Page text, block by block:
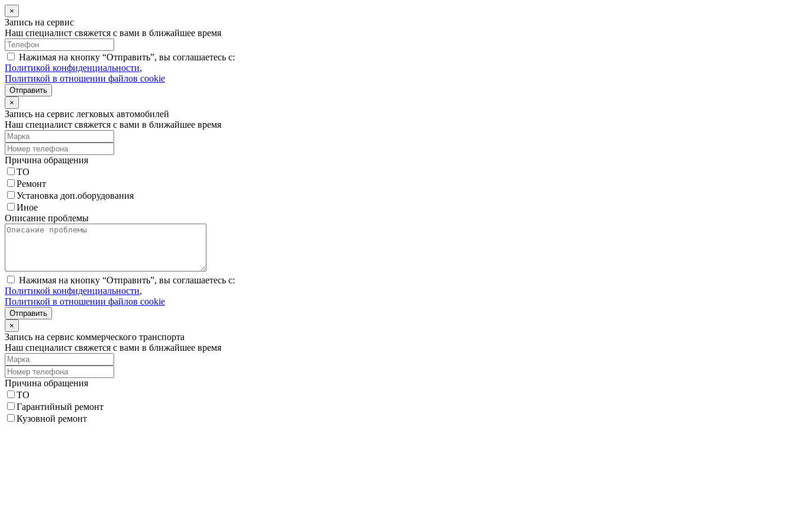
×
Запись на сервис
Наш специалист свяжется с вами в ближайшее время
Нажимая на кнопку “Отправить”, вы соглашаетесь с:
Политикой конфиденциальности,
Политикой в отношении файлов cookie
Отправить
×
Запись на сервис легковых автомобилей
Наш специалист свяжется с вами в ближайшее время
Причина обращения
ТО
Ремонт
Установка доп.оборудования
Иное
Описание проблемы
Нажимая на кнопку “Отправить”, вы соглашаетесь с:
Политикой конфиденциальности,
Политикой в отношении файлов cookie
Отправить
×
Запись на сервис коммерческого транспорта
Наш специалист свяжется с вами в ближайшее время
Причина обращения
ТО
Гарантийный ремонт
Кузовной ремонт